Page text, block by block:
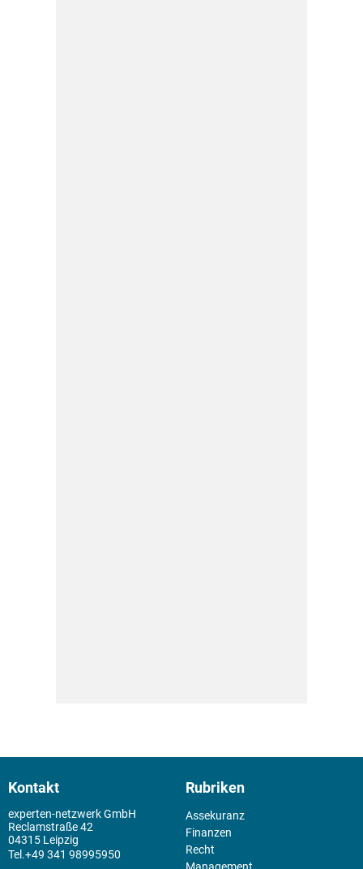
Kontakt
experten-netzwerk GmbH
Reclamstraße 42
04315 Leipzig
+49 341 98995950
Rubriken
Assekuranz
Finanzen
Recht
Management